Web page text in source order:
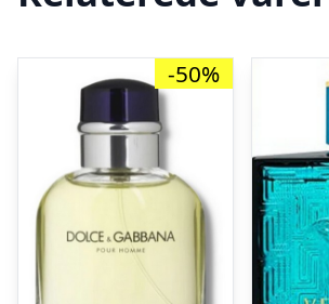
-50%